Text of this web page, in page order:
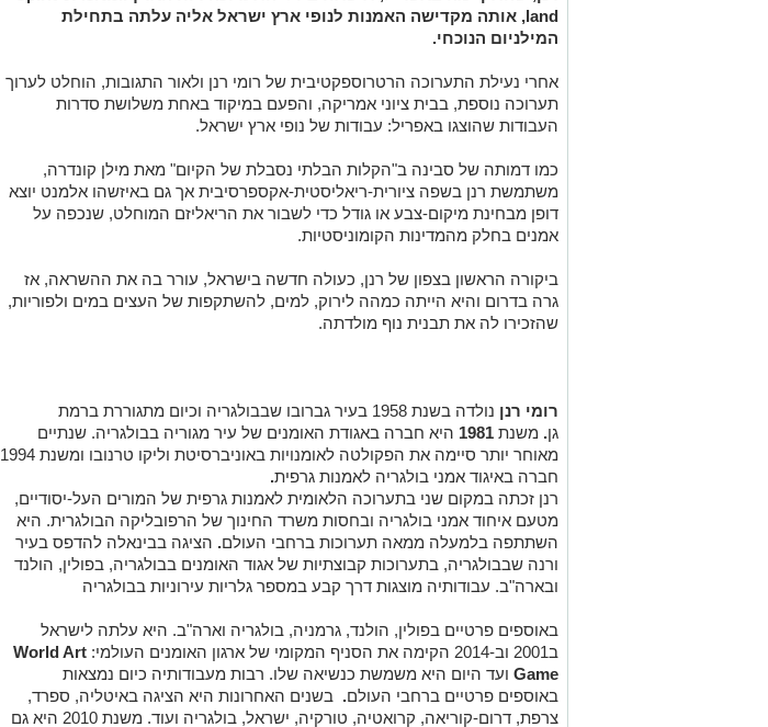
land, אותה מקדישה האמנות לנופי ארץ ישראל אליה עלתה בתחילת
המילניום הנוכחי.
אחרי נעילת התערוכה הרטרוספקטיבית של רומי רנן ולאור התגובות, הוחלט לערוך
תערוכה נוספת, בבית ציוני אמריקה, והפעם במיקוד באחת משלושת סדרות
העבודות שהוצגו באפריל: עבודות של נופי ארץ ישראל.
כמו דמותה של סבינה ב"הקלות הבלתי נסבלת של הקיום" מאת מילן קונדרה,
משתמשת רנן בשפה ציורית-ריאליסטית-אקספרסיבית אך גם באיזשהו אלמנט יוצא
דופן מבחינת מיקום-צבע או גודל כדי לשבור את הריאליזם המוחלט, שנכפה על
אמנים בחלק מהמדינות הקומוניסטיות.
ביקורה הראשון בצפון של רנן, כעולה חדשה בישראל, עורר בה את ההשראה, אז
גרה בדרום והיא הייתה כמהה לירוק, למים, להשתקפות של העצים במים ולפוריות,
שהזכירו לה את תבנית נוף מולדתה.
רומי רנן
נולדה בשנת 1958 בעיר גברובו שבבולגריה וכיום מתגוררת ברמת
גן. משנת 1981 היא חברה באגודת האומנים של עיר מגוריה בבולגריה. שנתיים
מאוחר יותר סיימה את הפקולטה לאומנויות באוניברסיטת וליקו טרנובו ומשנת 1994
חברה באיגוד אמני בולגריה לאמנות גרפית.
רנן זכתה במקום שני בתערוכה הלאומית לאמנות גרפית של המורים העל-יסודיים,
מטעם איחוד אמני בולגריה ובחסות משרד החינוך של הרפובליקה הבולגרית. היא
השתתפה בלמעלה ממאה תערוכות ברחבי העולם. הציגה בבינאלה להדפס בעיר
ורנה שבבולגריה, בתערוכות קבוצתיות של אגוד האומנים בבולגריה, בפולין, הולנד
ובארה"ב. עבודותיה מוצגות דרך קבע במספר גלריות עירוניות בבולגריה
באוספים פרטיים בפולין, הולנד, גרמניה, בולגריה וארה"ב. היא עלתה לישראל
ב2001 וב-2014 הקימה את הסניף המקומי של ארגון האומנים העולמי:
World Art
Game ועד היום היא משמשת כנשיאה שלו. רבות מעבודותיה כיום נמצאות
באוספים פרטיים ברחבי העולם. בשנים האחרונות היא הציגה באיטליה, ספרד,
צרפת, דרום-קוריאה, קרואטיה, טורקיה, ישראל, בולגריה ועוד. משנת 2010 היא גם